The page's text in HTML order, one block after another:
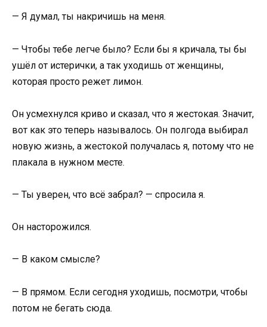
— Я думал, ты накричишь на меня.
— Чтобы тебе легче было? Если бы я кричала, ты бы
ушёл от истерички, а так уходишь от женщины,
которая просто режет лимон.
Он усмехнулся криво и сказал, что я жестокая. Значит,
вот как это теперь называлось. Он полгода выбирал
новую жизнь, а жестокой получалась я, потому что не
плакала в нужном месте.
— Ты уверен, что всё забрал? — спросила я.
Он насторожился.
— В каком смысле?
— В прямом. Если сегодня уходишь, посмотри, чтобы
потом не бегать сюда.